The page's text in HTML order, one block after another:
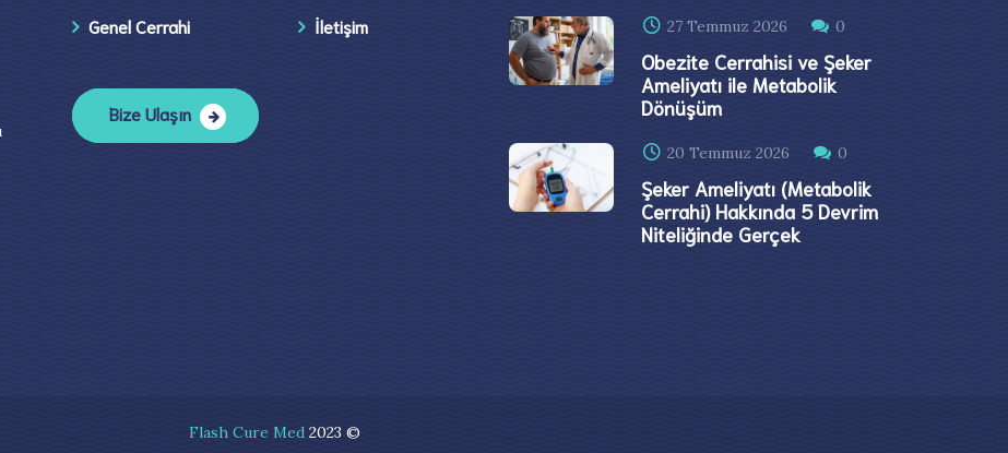
Genel Cerrahi
İletişim​
Bize Ulaşın
27 Temmuz 2026 0
Obezite Cerrahisi ve Şeker
Ameliyatı ile Metabolik
Dönüşüm
20 Temmuz 2026 0
Şeker Ameliyatı (Metabolik
Cerrahi) Hakkında 5 Devrim
Niteliğinde Gerçek
Flash Cure Med 2023 ©